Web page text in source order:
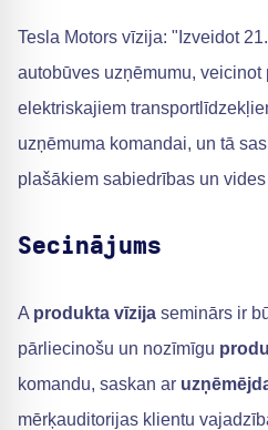
Tesla Motors vīzija: "Izveidot
autobūves uzņēmumu, veicinot
elektriskajiem
uzņēmuma komandai, un tā
plašākiem sabiedrības un
Secinājums
A produkta vīzija seminārs ir
pārliecinošu un nozīmīgu
komandu, saskan ar
mērķauditorijas klientu